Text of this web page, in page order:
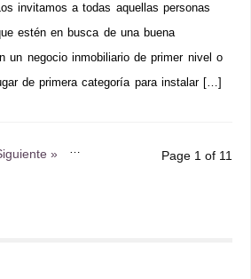
invitamos a todas aquellas personas
estén en busca de una buena
un negocio inmobiliario de primer nivel o
de primera categoría para instalar […]
…
» Page 1 of 11